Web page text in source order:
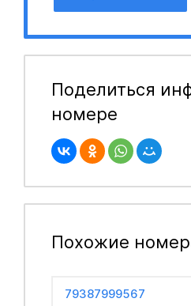
Поделиться
номере
Похожие
79387999567